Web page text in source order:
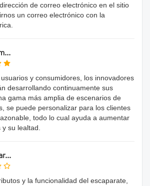
de correo electrónico en el sitio
un correo electrónico con la
y consumidores, los innovadores
desarrollando continuamente sus
gama más amplia de escenarios de
se puede personalizar para los clientes
todo lo cual ayuda a aumentar
su lealtad.
y la funcionalidad del escaparate,